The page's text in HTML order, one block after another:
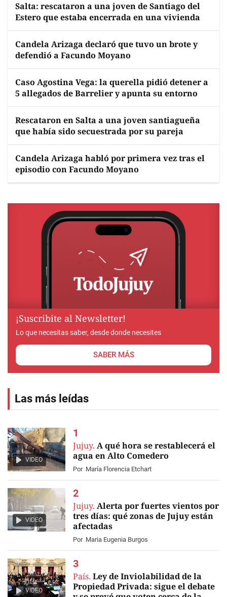
Salta: rescataron a una joven de Santiago del
Estero que estaba encerrada en una vivienda
Candela Arizaga declaró que tuvo un brote y
defendió a Facundo Moyano
Caso Agostina Vega: la querella pidió detener a
5 allegados de Barrelier y apunta su entorno
Rescataron en Salta a una joven santiagueña
que había sido secuestrada por su pareja
Candela Arizaga habló por primera vez tras el
episodio con Facundo Moyano
¡Suscribite al Newsletter!
Lo que necesitas saber, desde donde necesites
SABER MÁS
Las más leídas
VIDEO
Jujuy. A qué hora se restablecerá el
agua en Alto Comedero
Por María Florencia Etchart
VIDEO
Jujuy. Alerta por fuertes vientos por
tres días: qué zonas de Jujuy están
afectadas
Por Maria Eugenia Burgos
VIDEO
País. Ley de Inviolabilidad de la
Propiedad Privada: sigue el debate